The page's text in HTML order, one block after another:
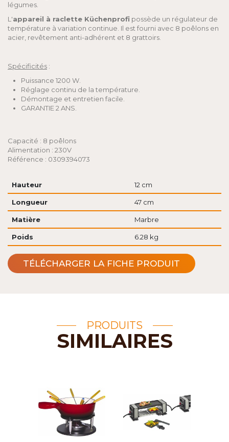
légumes.
L'appareil à raclette Küchenprofi possède un régulateur de
température à variation continue. Il est fourni avec 8 poêlons en
acier, revêtement anti-adhérent et 8 grattoirs.
Spécificités :
Puissance 1200 W.
Réglage continu de la température.
Démontage et entretien facile.
GARANTIE 2 ANS.
Capacité : 8 poêlons
Alimentation : 230V
Référence : 0309394073
Hauteur 12 cm
Longueur 47 cm
Matière Marbre
Poids 6.28 kg
TÉLÉCHARGER LA FICHE PRODUIT
PRODUITS
SIMILAIRES